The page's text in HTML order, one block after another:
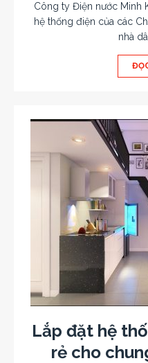
Công ty Điện nước Minh
hệ thống điện của các
nhà
Lắp đặt hệ
rẻ cho